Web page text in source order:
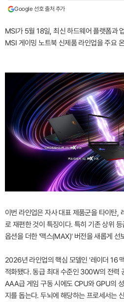
Google 선호 출처 추가
MSI가 5월 18일, 최신 하드웨어 플랫폼과
MSI 게이밍 노트북 신제품 라인업을 주요
이번 라인업은 자사 대표 제품군을 타이탄,
로 재편한 것이 특징이다. 특히 기존 상위
옵션을 더한 '맥스(MAX)' 버전을 새롭게 선
2026년 라인업의 핵심 모델인 '레이더 16
적화됐다. 동급 최대 수준인 300W의 전력
AAA급 게임 구동 시에도 CPU와 GPU의
지를 돕는다. 두뇌에 해당하는 프로세서는